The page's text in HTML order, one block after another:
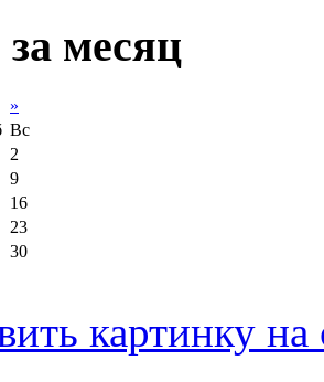
месяц
»
Вс
2
9
16
23
30
картинку на